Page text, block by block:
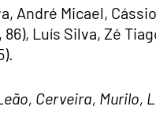
André Micael,
Luís Silva, Zé
Cerveira, Murilo,